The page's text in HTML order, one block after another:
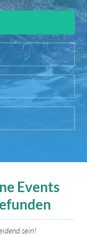
Events
sein!